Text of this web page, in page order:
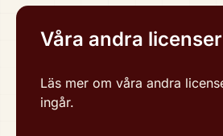
Våra andra licenser
Läs mer om våra andra
ingår.